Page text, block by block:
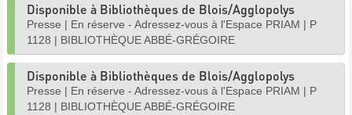
Disponible à Bibliothèques de Blois/Agglopolys
Presse | En réserve - Adressez-vous à l'Espace PRIAM | P
1128 | BIBLIOTHÈQUE ABBÉ-GRÉGOIRE
Disponible à Bibliothèques de Blois/Agglopolys
Presse | En réserve - Adressez-vous à l'Espace PRIAM | P
1128 | BIBLIOTHÈQUE ABBÉ-GRÉGOIRE